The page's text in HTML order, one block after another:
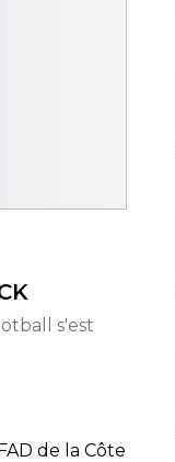
s'est
de la Côte